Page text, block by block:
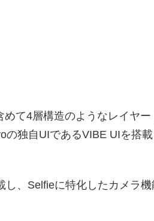
て4層構造のようなレイヤー
独自UIであるVIBE UIを搭載
、Selfieに特化したカメラ